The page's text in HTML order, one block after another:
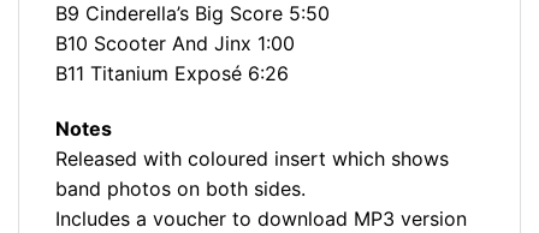
B9 Cinderella’s Big Score 5:50
B10 Scooter And Jinx 1:00
B11 Titanium Exposé 6:26
Notes
Released with coloured insert which shows
band photos on both sides.
Includes a voucher to download MP3 version